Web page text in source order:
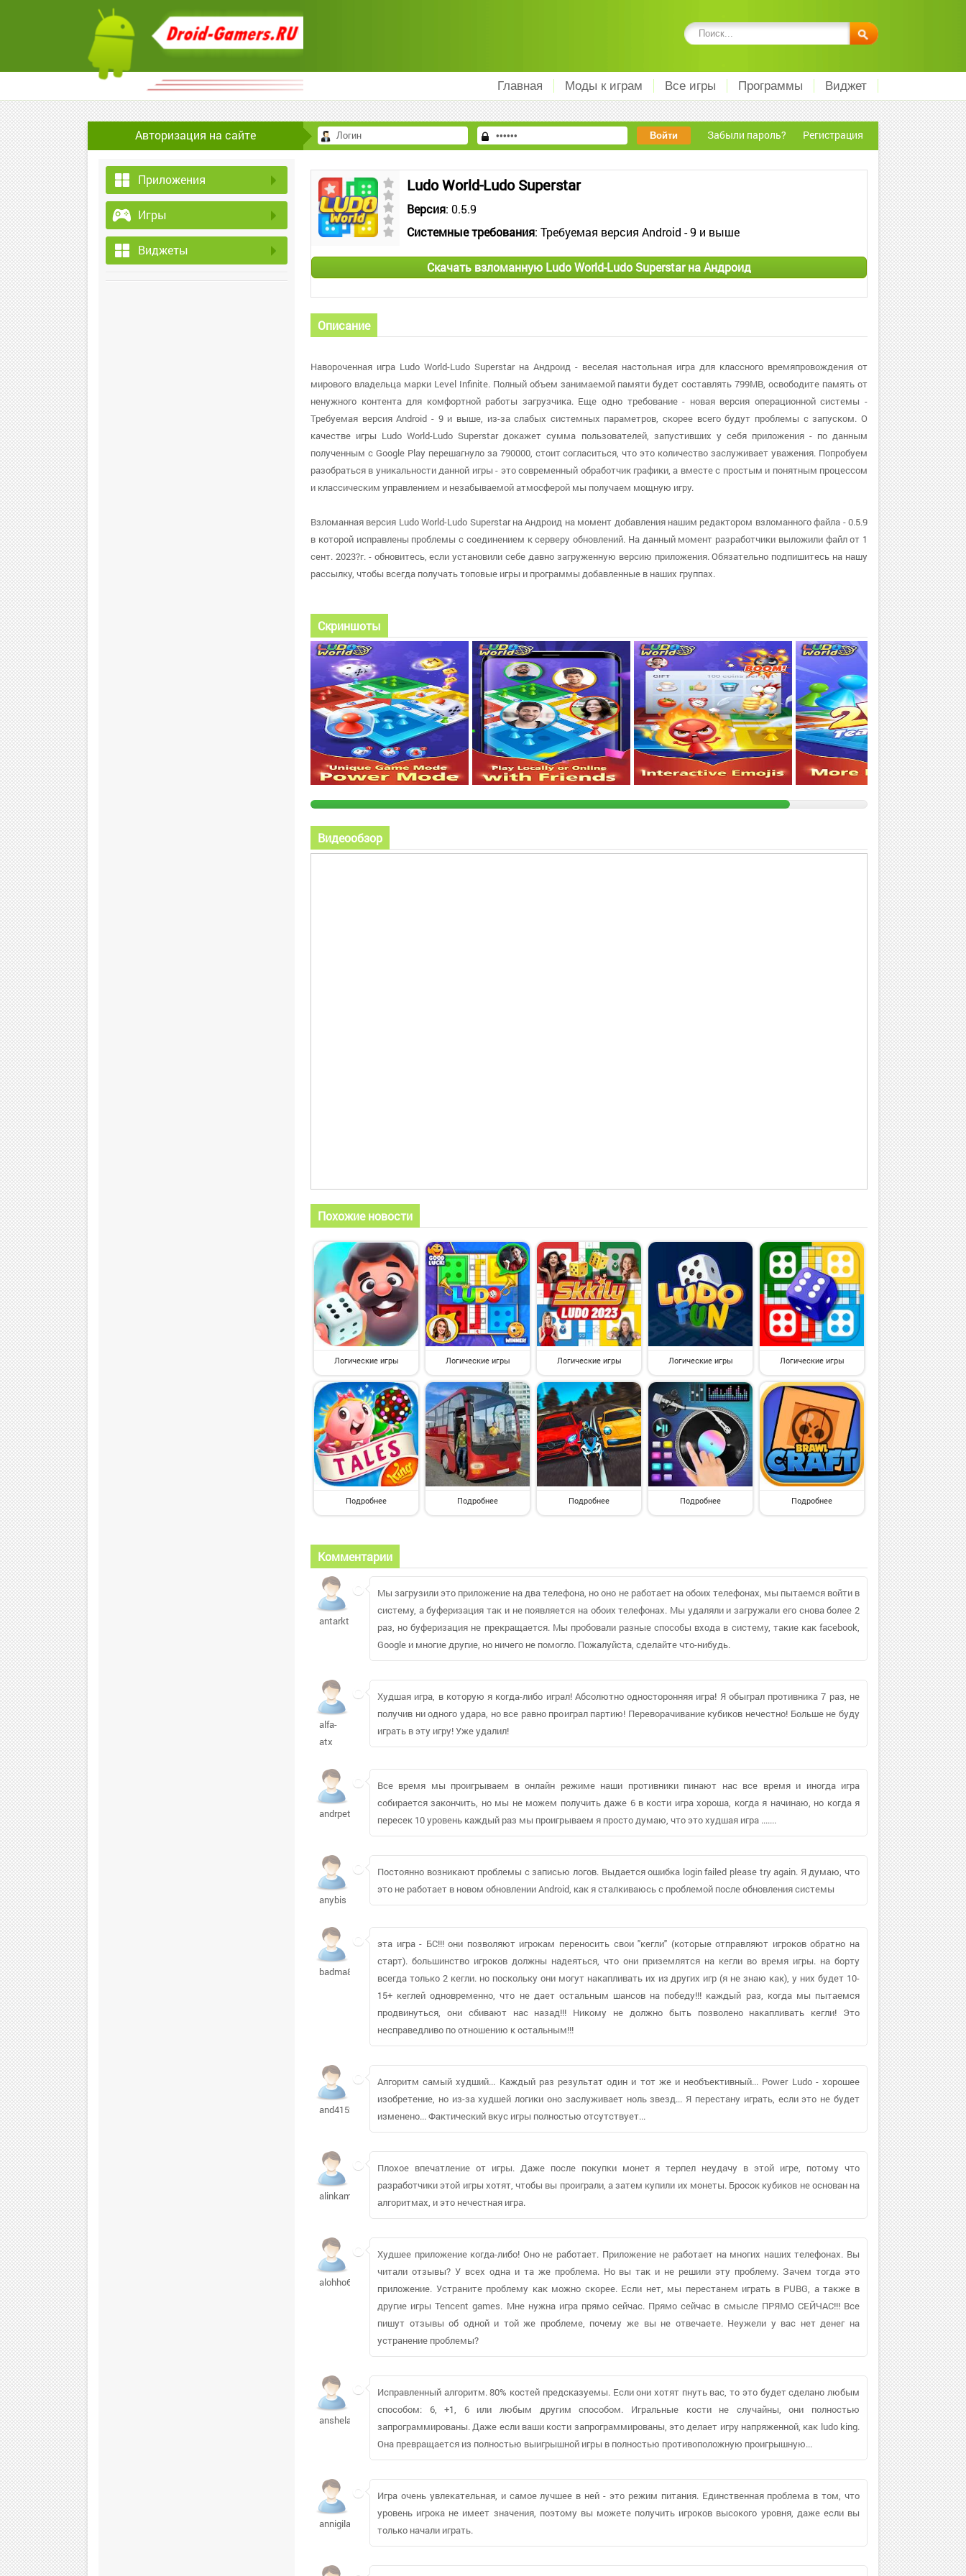
Главная Моды к играм Все игры Программы Виджет
Авторизация на сайте Забыли пароль? Регистрация
Приложения
Игры
Виджеты
Ludo World-Ludo Superstar
Версия: 0.5.9
Системные требования: Требуемая версия Android - 9 и выше
Скачать взломанную Ludo World-Ludo Superstar на Андроид
Описание
Навороченная игра Ludo World-Ludo Superstar на Андроид - веселая настольная игра для классного времяпровождения от
мирового владельца марки Level Infinite. Полный объем занимаемой памяти будет составлять 799MB, освободите память от
ненужного контента для комфортной работы загрузчика. Еще одно требование - новая версия операционной системы -
Требуемая версия Android - 9 и выше, из-за слабых системных параметров, скорее всего будут проблемы с запуском. О
качестве игры Ludo World-Ludo Superstar докажет сумма пользователей, запустивших у себя приложения - по данным
полученным с Google Play перешагнуло за 790000, стоит согласиться, что это количество заслуживает уважения. Попробуем
разобраться в уникальности данной игры - это современный обработчик графики, а вместе с простым и понятным процессом
и классическим управлением и незабываемой атмосферой мы получаем мощную игру.
Взломанная версия Ludo World-Ludo Superstar на Андроид на момент добавления нашим редактором взломанного файла - 0.5.9
в которой исправлены проблемы с соединением к серверу обновлений. На данный момент разработчики выложили файл от 1
сент. 2023?г. - обновитесь, если установили себе давно загруженную версию приложения. Обязательно подпишитесь на нашу
рассылку, чтобы всегда получать топовые игры и программы добавленные в наших группах.
Скриншоты
Видеообзор
Похожие новости
Логические игры Логические игры Логические игры Логические игры Логические игры
Подробнее Подробнее Подробнее Подробнее Подробнее
Комментарии
antarktika133
Мы загрузили это приложение на два телефона, но оно не работает на обоих телефонах, мы пытаемся войти в
систему, а буферизация так и не появляется на обоих телефонах. Мы удаляли и загружали его снова более 2
раз, но буферизация не прекращается. Мы пробовали разные способы входа в систему, такие как facebook,
Google и многие другие, но ничего не помогло. Пожалуйста, сделайте что-нибудь.
alfa-
atx
Худшая игра, в которую я когда-либо играл! Абсолютно односторонняя игра! Я обыграл противника 7 раз, не
получив ни одного удара, но все равно проиграл партию! Переворачивание кубиков нечестно! Больше не буду
играть в эту игру! Уже удалил!
andrpetr
Все время мы проигрываем в онлайн режиме наши противники пинают нас все время и иногда игра
собирается закончить, но мы не можем получить даже 6 в кости игра хороша, когда я начинаю, но когда я
пересек 10 уровень каждый раз мы проигрываем я просто думаю, что это худшая игра .......
anybis
Постоянно возникают проблемы с записью логов. Выдается ошибка login failed please try again. Я думаю, что
это не работает в новом обновлении Android, как я сталкиваюсь с проблемой после обновления системы
badma82
эта игра - БС!!! они позволяют игрокам переносить свои "кегли" (которые отправляют игроков обратно на
старт). большинство игроков должны надеяться, что они приземлятся на кегли во время игры. на борту
всегда только 2 кегли. но поскольку они могут накапливать их из других игр (я не знаю как), у них будет 10-
15+ кеглей одновременно, что не дает остальным шансов на победу!!! каждый раз, когда мы пытаемся
продвинуться, они сбивают нас назад!!! Никому не должно быть позволено накапливать кегли! Это
несправедливо по отношению к остальным!!!
and4152
Алгоритм самый худший... Каждый раз результат один и тот же и необъективный... Power Ludo - хорошее
изобретение, но из-за худшей логики оно заслуживает ноль звезд... Я перестану играть, если это не будет
изменено... Фактический вкус игры полностью отсутствует...
alinkama
Плохое впечатление от игры. Даже после покупки монет я терпел неудачу в этой игре, потому что
разработчики этой игры хотят, чтобы вы проиграли, а затем купили их монеты. Бросок кубиков не основан на
алгоритмах, и это нечестная игра.
alohho650
Худшее приложение когда-либо! Оно не работает. Приложение не работает на многих наших телефонах. Вы
читали отзывы? У всех одна и та же проблема. Но вы так и не решили эту проблему. Зачем тогда это
приложение. Устраните проблему как можно скорее. Если нет, мы перестанем играть в PUBG, а также в
другие игры Tencent games. Мне нужна игра прямо сейчас. Прямо сейчас в смысле ПРЯМО СЕЙЧАС!!! Все
пишут отзывы об одной и той же проблеме, почему же вы не отвечаете. Неужели у вас нет денег на
устранение проблемы?
anshela600
Исправленный алгоритм. 80% костей предсказуемы. Если они хотят пнуть вас, то это будет сделано любым
способом: 6, +1, 6 или любым другим способом. Игральные кости не случайны, они полностью
запрограммированы. Даже если ваши кости запрограммированы, это делает игру напряженной, как ludo king.
Она превращается из полностью выигрышной игры в полностью противоположную проигрышную...
annigilat
Игра очень увлекательная, и самое лучшее в ней - это режим питания. Единственная проблема в том, что
уровень игрока не имеет значения, поэтому вы можете получить игроков высокого уровня, даже если вы
только начали играть.